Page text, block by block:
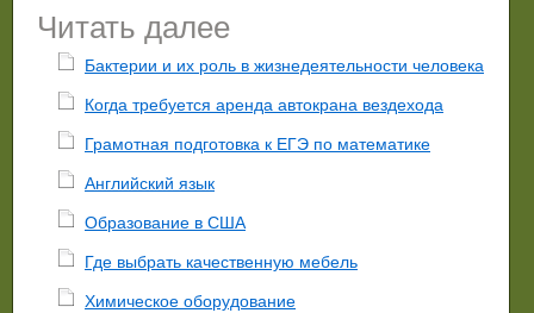
Читать далее
Бактерии и их роль в жизнедеятельности человека
Когда требуется аренда автокрана вездехода
Грамотная подготовка к ЕГЭ по математике
Английский язык
Образование в США
Где выбрать качественную мебель
Химическое оборудование